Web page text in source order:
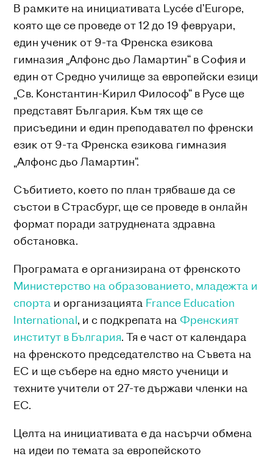
В рамките на инициативата Lycée d’Europe,
която ще се проведе от 12 до 19 февруари,
един ученик от 9-та Френска езикова
гимназия „Алфонс дьо Ламартин“ в София и
един от Средно училище за европейски езици
„Св. Константин-Кирил Философ“ в Русе ще
представят България. Към тях ще се
присъедини и един преподавател по френски
език от 9-та Френска езикова гимназия
„Алфонс дьо Ламартин“.
Събитието, което по план трябваше да се
състои в Страсбург, ще се проведе в онлайн
формат поради затруднената здравна
обстановка.
Програмата е организирана от френското
Министерство на образованието, младежта и
спорта и организацията France Education
International, и с подкрепата на Френският
институт в България. Тя е част от календара
на френското председателство на Съвета на
ЕС и ще събере на едно място ученици и
техните учители от 27-те държави членки на
ЕС.
Целта на инициативата е да насърчи обмена
на идеи по темата за европейското